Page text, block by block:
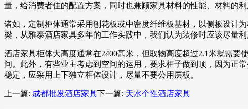
量，给消费者佳的配置方案，同时也兼顾家具材料的性能、材料的
诸如，定制柜体通常采用刨花板或中密度纤维板基材，以侧板设计
梁，从雅泰酒店家具多年的工作实践中，我们认为装修时应该尽量
酒店家具柜体大高度通常在2400毫米，但取物高度超过2.1米就需
间。此外，有些业主考虑到空间的运用，要求柜子做到顶，因为正
稳定，应采用上下独立柜体设计，尽量不要公用层板。
上一篇: 成都批发酒店家具下一篇: 天水个性酒店家具